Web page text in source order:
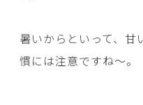
暑いからといって、甘
慣には注意ですね～。